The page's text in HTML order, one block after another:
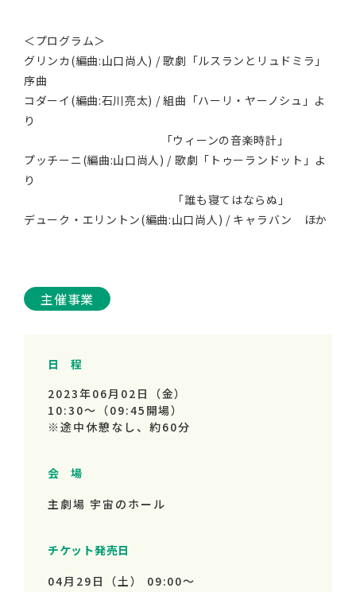
＜プログラム＞
グリンカ(編曲:山口尚人) / 歌劇「ルスランとリュドミラ」
序曲
コダーイ(編曲:石川亮太) / 組曲「ハーリ・ヤーノシュ」よ
り
「ウィーンの音楽時計」
プッチーニ(編曲:山口尚人) / 歌劇「トゥーランドット」よ
り
「誰も寝てはならぬ」
デューク・エリントン(編曲:山口尚人) / キャラバン ほか
主催事業
日 程
2023年06月02日（金）
10:30～ （09:45開場）
※途中休憩なし、約60分
会 場
主劇場 宇宙のホール
チケット発売日
04月29日（土） 09:00～